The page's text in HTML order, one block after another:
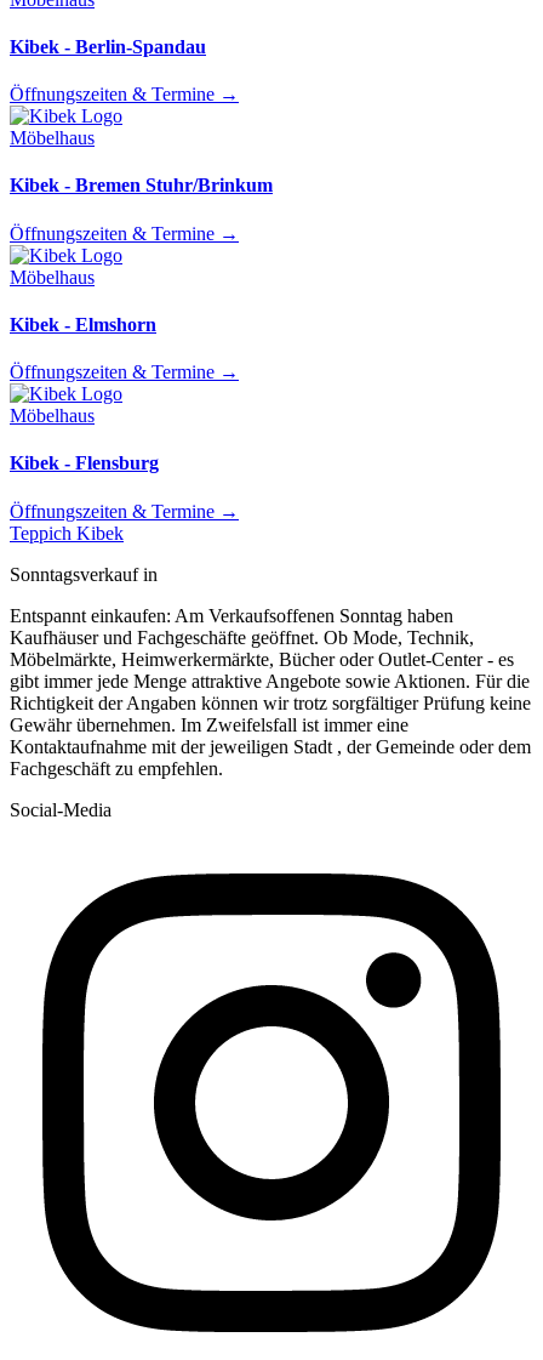
Kibek - Berlin-Spandau
Öffnungszeiten & Termine →
Möbelhaus
Kibek - Bremen Stuhr/Brinkum
Öffnungszeiten & Termine →
Möbelhaus
Kibek - Elmshorn
Öffnungszeiten & Termine →
Möbelhaus
Kibek - Flensburg
Öffnungszeiten & Termine →
Teppich Kibek
Sonntagsverkauf in
Entspannt einkaufen: Am Verkaufsoffenen Sonntag haben
Kaufhäuser und Fachgeschäfte geöffnet. Ob Mode, Technik,
Möbelmärkte, Heimwerkermärkte, Bücher oder Outlet-Center - es
gibt immer jede Menge attraktive Angebote sowie Aktionen. Für die
Richtigkeit der Angaben können wir trotz sorgfältiger Prüfung keine
Gewähr übernehmen. Im Zweifelsfall ist immer eine
Kontaktaufnahme mit der jeweiligen Stadt , der Gemeinde oder dem
Fachgeschäft zu empfehlen.
Social-Media